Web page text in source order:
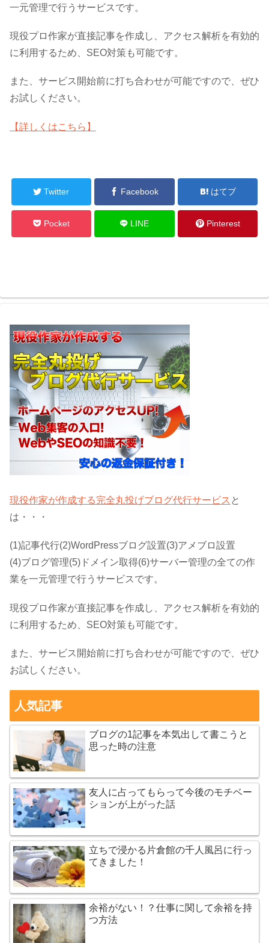
一元管理で行うサービスです。
現役プロ作家が直接記事を作成し、アクセス解析を有効的
に利用するため、SEO対策も可能です。
また、サービス開始前に打ち合わせが可能ですので、ぜひ
お試しください。
【詳しくはこちら】
Twitter Facebook はてブ
Pocket LINE Pinterest
現役作家が作成する完全丸投げブログ代行サービス と
は・・・
(1)記事代行(2)WordPressブログ設置(3)アメブロ設置
(4)ブログ管理(5)ドメイン取得(6)サーバー管理の全ての作
業を一元管理で行うサービスです。
現役プロ作家が直接記事を作成し、アクセス解析を有効的
に利用するため、SEO対策も可能です。
また、サービス開始前に打ち合わせが可能ですので、ぜひ
お試しください。
人気記事
ブログの1記事を本気出して書こうと
思った時の注意
友人に占ってもらって今後のモチベー
ションが上がった話
立ちで浸かる片倉館の千人風呂に行っ
てきました！
余裕がない！？仕事に関して余裕を持
つ方法